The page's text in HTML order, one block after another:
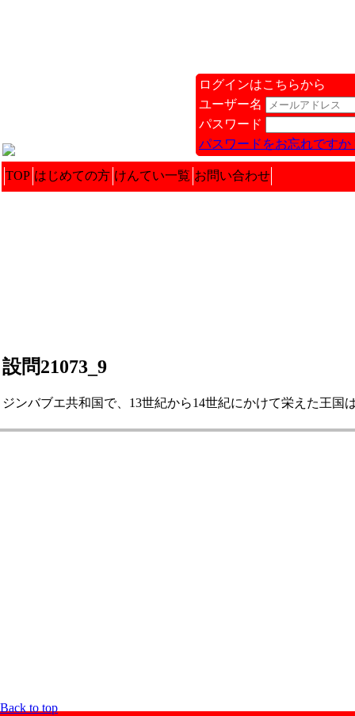
ログインはこちらから
ユーザー名
パスワード
パスワードをお忘れですか
TOP はじめての方 けんてい一覧 お問い合わせ
設問21073_9
ジンバブエ共和国で、13世紀から14世紀にかけて栄えた王国
Back to top